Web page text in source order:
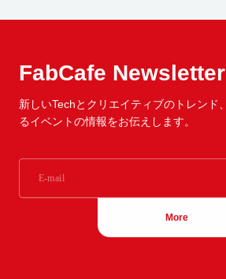
FabCafe Newsletter
新しいTechとクリエイティブのトレンド、
るイベントの情報をお伝えします。
More